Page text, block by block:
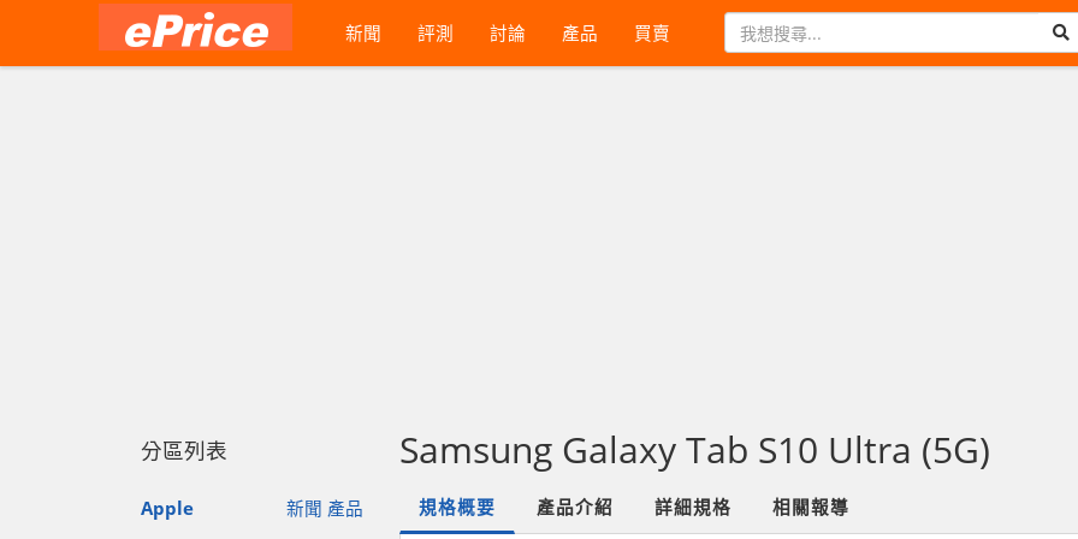
新聞 評測 討論 產品 買賣
分區列表
Apple 新聞 產品
Samsung Galaxy Tab S10 Ultra (5G)
規格概要 產品介紹 詳細規格 相關報導